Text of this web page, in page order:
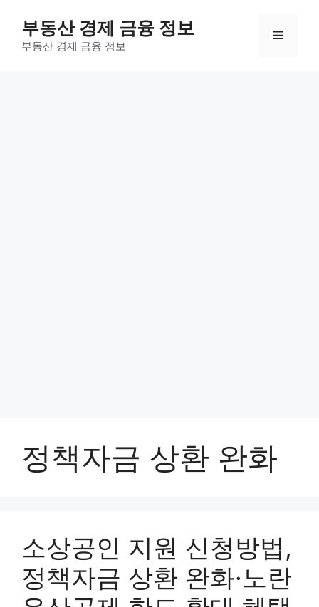
부동산 경제 금융 정보
부동산 경제 금융 정보
메
정책자금 상환 완화
소상공인 지원 신청방법,
정책자금 상환 완화·노란